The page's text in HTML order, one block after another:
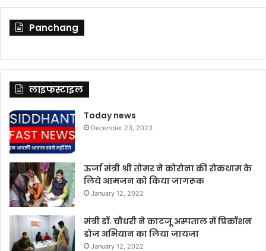
Panchang
लाइफस्टाइल
Today news
December 23, 2023
ऊर्जा मंत्री श्री तोमर ने कोरोना की रोकथाम के
लिये आमजन को किया जागरूक
January 12, 2022
मंत्री डॉ. चौधरी ने काटजू अस्पताल में प्रिकॉशन
डोज अभियान का लिया जायजा
January 12, 2022